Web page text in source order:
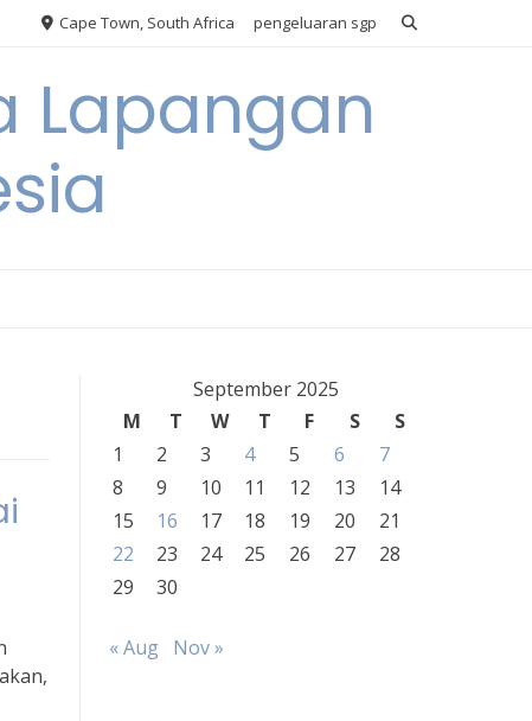
Cape Town, South Africa pengeluaran sgp
Lapangan
September 2025
M
T W T F S
S
1
2 3 4 5 6
7
8
9 10 11 12 13
14
15
16 17 18 19 20
21
22
23 24 25 26 27
28
29
30
« Aug Nov »